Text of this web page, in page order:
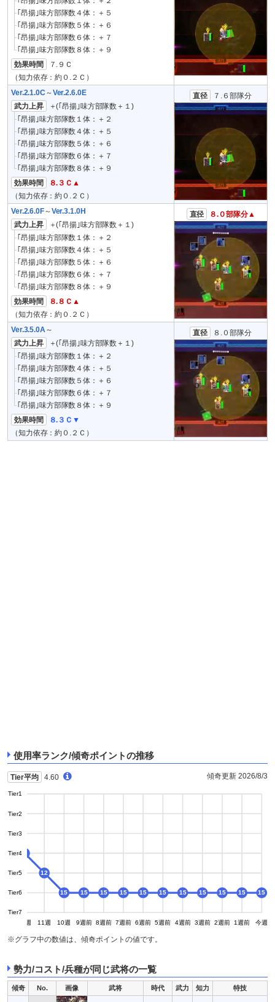
｢昂揚｣味方部隊数４体：＋５
｢昂揚｣味方部隊数５体：＋６
｢昂揚｣味方部隊数６体：＋７
｢昂揚｣味方部隊数８体：＋９
効果時間
７.９Ｃ
（知力依存：約０.２Ｃ）
Ver.2.1.0C～Ver.2.6.0E
武力上昇
＋(｢昂揚｣味方部隊数＋１)
｢昂揚｣味方部隊数１体：＋２
｢昂揚｣味方部隊数４体：＋５
｢昂揚｣味方部隊数５体：＋６
｢昂揚｣味方部隊数６体：＋７
｢昂揚｣味方部隊数８体：＋９
効果時間
８.３Ｃ▲
（知力依存：約０.２Ｃ）
直径 ７.６部隊分
Ver.2.6.0F～Ver.3.1.0H
武力上昇
＋(｢昂揚｣味方部隊数＋１)
｢昂揚｣味方部隊数１体：＋２
｢昂揚｣味方部隊数４体：＋５
｢昂揚｣味方部隊数５体：＋６
｢昂揚｣味方部隊数６体：＋７
｢昂揚｣味方部隊数８体：＋９
効果時間
８.８Ｃ▲
（知力依存：約０.２Ｃ）
直径 ８.０部隊分▲
Ver.3.5.0A ～
武力上昇
＋(｢昂揚｣味方部隊数＋１)
｢昂揚｣味方部隊数１体：＋２
｢昂揚｣味方部隊数４体：＋５
｢昂揚｣味方部隊数５体：＋６
｢昂揚｣味方部隊数６体：＋７
｢昂揚｣味方部隊数８体：＋９
効果時間
８.３Ｃ▼
（知力依存：約０.２Ｃ）
直径 ８.０部隊分
使用率ランク/傾奇ポイントの推移
Tier平均 4.60 傾奇更新 2026/8/3
Tier1
Tier2
Tier3
Tier4
Tier5
Tier6
Tier7
12週 11週 10週 9週前 8週前 7週前 6週前 5週前 4週前 3週前 2週前 1週前 今週
12
15 15 15 15 15 15 15 15 15 15 15
※グラフ中の数値は、傾奇ポイントの値です。
勢力/コスト/兵種が同じ武将の一覧
傾奇 No. 画像 武将 時代 武力 知力 特技